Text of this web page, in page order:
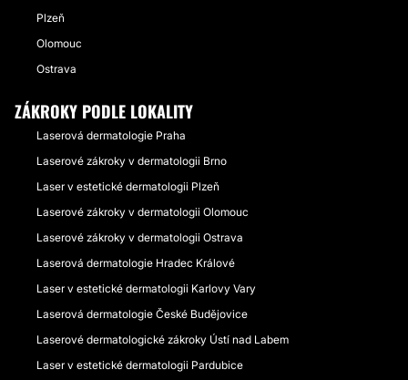
Plzeň
Olomouc
Ostrava
ZÁKROKY PODLE LOKALITY
Laserová dermatologie Praha
Laserové zákroky v dermatologii Brno
Laser v estetické dermatologii Plzeň
Laserové zákroky v dermatologii Olomouc
Laserové zákroky v dermatologii Ostrava
Laserová dermatologie Hradec Králové
Laser v estetické dermatologii Karlovy Vary
Laserová dermatologie České Budějovice
Laserové dermatologické zákroky Ústí nad Labem
Laser v estetické dermatologii Pardubice